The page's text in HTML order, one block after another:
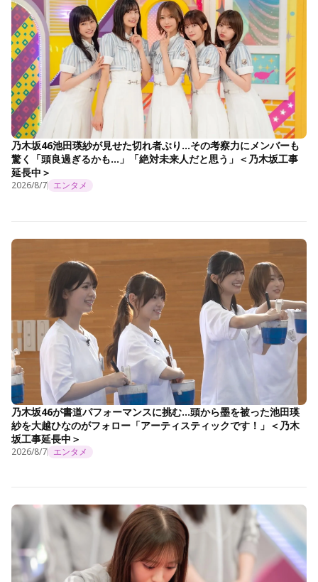
乃木坂46池田瑛紗が見せた切れ者ぶり…その考察力にメンバーも
驚く「頭良過ぎるかも…」「絶対未来人だと思う」＜乃木坂工事
延長中＞
2026/8/7 エンタメ
乃木坂46が書道パフォーマンスに挑む…頭から墨を被った池田瑛
紗を大越ひなのがフォロー「アーティスティックです！」＜乃木
坂工事延長中＞
2026/8/7 エンタメ